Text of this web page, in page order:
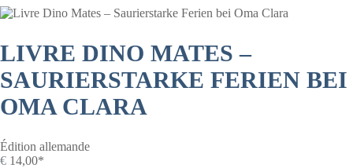
LIVRE DINO MATES –
SAURIERSTARKE FERIEN BEI
OMA CLARA
Édition allemande
€ 14,00*